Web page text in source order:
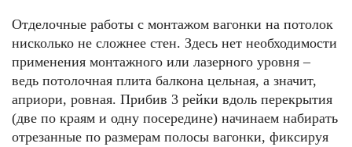
Отделочные работы с монтажом вагонки на потолок
нисколько не сложнее стен. Здесь нет необходимости
применения монтажного или лазерного уровня –
ведь потолочная плита балкона цельная, а значит,
априори, ровная. Прибив 3 рейки вдоль перекрытия
(две по краям и одну посередине) начинаем набирать
отрезанные по размерам полосы вагонки, фиксируя